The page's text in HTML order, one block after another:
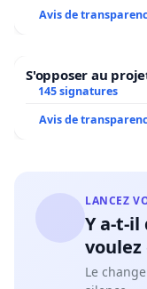
Avis de
S'opposer au
145 signatures
Avis de
LANCEZ
Y a-t-il
voulez
Le